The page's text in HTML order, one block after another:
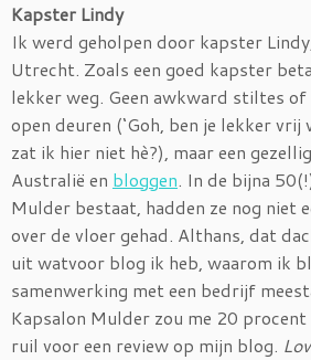
Kapster Lindy
Ik werd geholpen door kapster
Utrecht. Zoals een goed kapster
lekker weg. Geen awkward stiltes
open deuren (‘Goh, ben je lekker vrij
zat ik hier niet hè?), maar een
Australië en bloggen. In de bijna
Mulder bestaat, hadden ze nog niet
over de vloer gehad. Althans, dat
uit watvoor blog ik heb, waarom ik
samenwerking met een bedrijf
Kapsalon Mulder zou me 20
ruil voor een review op mijn blog.